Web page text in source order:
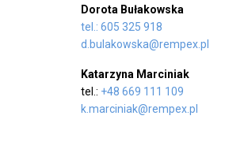
Dorota Bułakowska
tel.: 605 325 918
d.bulakowska@rempex.pl
Katarzyna Marciniak
tel.: +48 669 111 109
k.marciniak@rempex.pl